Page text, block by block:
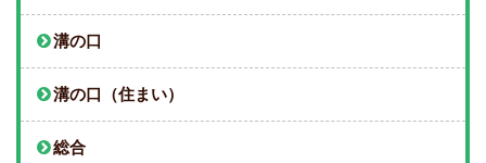
溝の口
溝の口（住まい）
総合